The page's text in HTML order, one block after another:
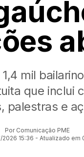
mil
que inclui
palestras e
Por Comunicação PME
15:36 - Atualizado em